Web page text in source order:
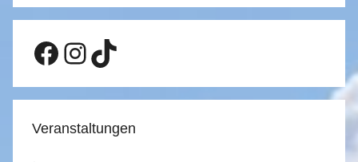
Facebook
Instagram
TikTok
Veranstaltungen